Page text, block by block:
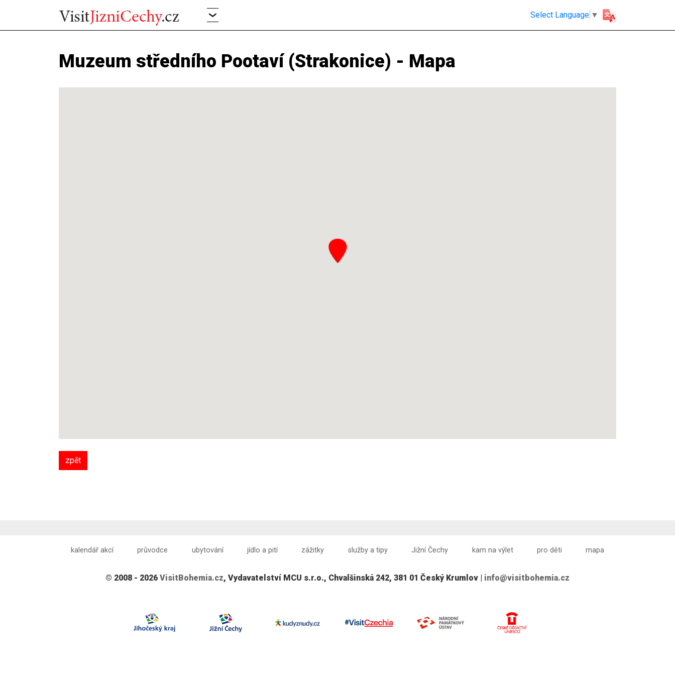
Select Language ▼
Muzeum středního Pootaví (Strakonice) - Mapa
zpět
kalendář akcí průvodce ubytování jídlo a pití zážitky služby a tipy Jižní Čechy kam na výlet pro děti mapa
© 2008 - 2026 VisitBohemia.cz, Vydavatelství MCU s.r.o., Chvalšinská 242, 381 01 Český Krumlov | info@visitbohemia.cz